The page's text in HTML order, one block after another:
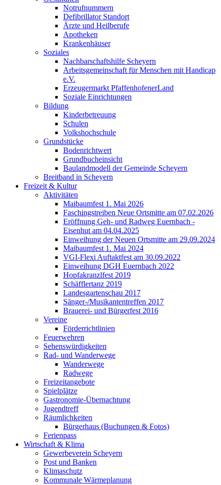
Notrufnummern
Defibrillator Standort
Ärzte und Heilberufe
Apotheken
Krankenhäuser
Soziales
Nachbarschaftshilfe Scheyern
Arbeitsgemeinschaft für Menschen mit Handicap
e.V.
Erzeugermarkt PfaffenhofenerLand
Soziale Einrichtungen
Bildung
Kinderbetreuung
Schulen
Volkshochschule
Grundstücke
Bodenrichtwert
Grundbucheinsicht
Baulandmodell der Gemeinde Scheyern
Breitband in Scheyern
Freizeit & Kultur
Aktivitäten
Maibaumfest 1. Mai 2026
Faschingstreiben Neue Ortsmitte am 07.02.2026
Eröffnung Geh- und Radweg Euernbach -
Eisenhut am 04.04.2025
Einweihung der Neuen Ortsmitte am 29.09.2024
Maibaumfest 1. Mai 2024
VGI-Flexi Auftaktfest am 30.09.2022
Einweihung DGH Euernbach 2022
Hopfakranzlfest 2019
Schäfflertanz 2019
Landesgartenschau 2017
Sänger-/Musikantentreffen 2017
Brauerei- und Bürgerfest 2016
Vereine
Förderrichtlinien
Feuerwehren
Sehenswürdigkeiten
Rad- und Wanderwege
Wanderwege
Radwege
Freizeitangebote
Spielplätze
Gastronomie-Übernachtung
Jugendtreff
Räumlichkeiten
Bürgerhaus (Buchungen & Fotos)
Ferienpass
Wirtschaft & Klima
Gewerbeverein Scheyern
Post und Banken
Klimaschutz
Kommunale Wärmeplanung